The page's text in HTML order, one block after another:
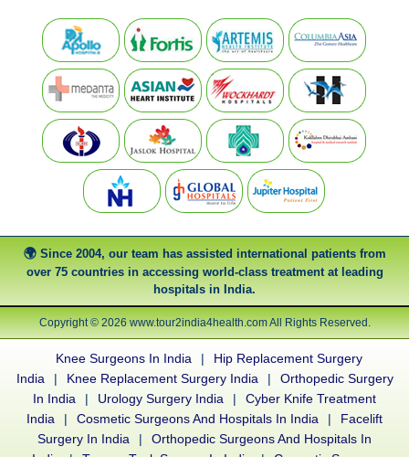
Since 2004, our team has assisted international patients from
over 75 countries in accessing world-class treatment at leading
hospitals in India.
Copyright © 2026 www.tour2india4health.com All Rights Reserved.
Knee Surgeons In India |
Hip Replacement Surgery
India
| Knee Replacement Surgery India |
Orthopedic Surgery
In India
| Urology Surgery India |
Cyber Knife Treatment
India
| Cosmetic Surgeons And Hospitals In India |
Facelift
Surgery In India
|
Orthopedic Surgeons And Hospitals In